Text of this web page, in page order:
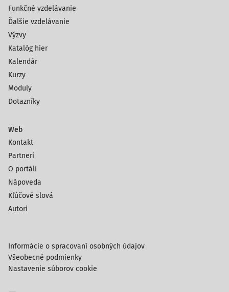
Funkčné vzdelávanie
Ďalšie vzdelávanie
Výzvy
Katalóg hier
Kalendár
Kurzy
Moduly
Dotazníky
Web
Kontakt
Partneri
O portáli
Nápoveda
Kľúčové slová
Autori
Informácie o spracovaní osobných údajov
Všeobecné podmienky
Nastavenie súborov cookie